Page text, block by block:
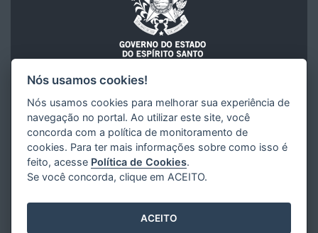
Superintendência Estadual de Comunicação Social do
Espírito Santo (SECOM)
Governo do Estado do Espírito Santo
Nós usamos cookies!
Nós usamos cookies para melhorar sua experiência de
navegação no portal. Ao utilizar este site, você
concorda com a política de monitoramento de
cookies. Para ter mais informações sobre como isso é
feito, acesse Política de Cookies.
Se você concorda, clique em ACEITO.
ACEITO